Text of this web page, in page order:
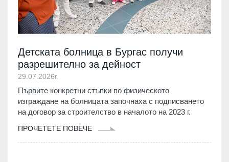
Детската болница в Бургас получи
разрешително за дейност
29.07.2026г.
Първите конкретни стъпки по физическото
изграждане на болницата започнаха с подписването
на договор за строителство в началото на 2023 г.
ПРОЧЕТЕТЕ ПОВЕЧЕ